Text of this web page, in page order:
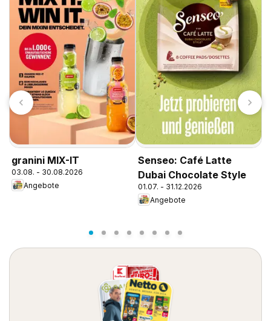
granini MIX-IT
03.08. - 30.08.2026
Angebote
Senseo: Café Latte
Dubai Chocolate Style
01.07. - 31.12.2026
Angebote